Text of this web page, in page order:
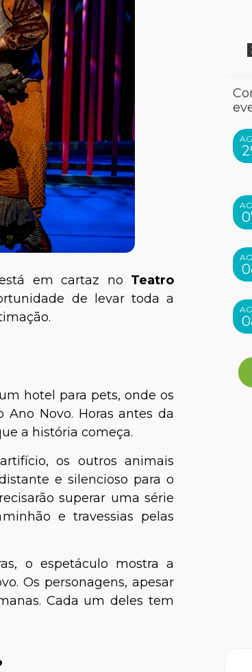
em cartaz no Teatro
de levar toda a
hotel para pets, onde os
Novo. Horas antes da
a história começa.
os outros animais
e silencioso para o
superar uma série
e travessias pelas
o espetáculo mostra a
Os personagens, apesar
Cada um deles tem